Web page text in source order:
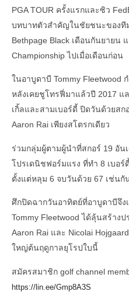
PGA TOUR ครั้งแรกและซิว
บทบาทตัวสำคัญในชัยชนะของที
Bethpage Black เดือนกันยายน
Championship ไปเมื่อเดือนก่อน
ในอาบูดาบี Tommy Fleetwood
หลังเคยชูโทรฟี่มาแล้วปี 2017 แ
เกิ้ลและสามเบอร์ดี้ ปิดวันด้วยส
Aaron Rai เพียงสโตรกเดียว
ร่วมกลุ่มผู้ตามผู้นำที่สกอร์ 19 อัน
โปรเดนิชฟอร์มแรง ที่ทำ 8 เบอร์
ตั้งแต่หลุม 6 จบวันด้วย 67 เช่นกั
ศึกปิดฉากวันอาทิตย์ที่อาบูดาบีจึง
Tommy Fleetwood ได้ลุ้นสร้า
Aaron Rai และ Nicolai
ใหญ่ต้นฤดูกาลยุโรปใบนี้
สมัครสมาชิก golf channel
https://lin.ee/Gmp8A3S